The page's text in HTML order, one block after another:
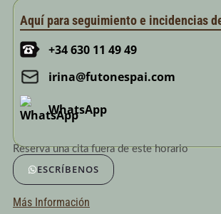
Aquí para seguimiento e incidencias
+34 630 11 49 49
irina@futonespai.com
WhatsApp
Reserva una cita fuera de este horario
ESCRÍBENOS
Más Información